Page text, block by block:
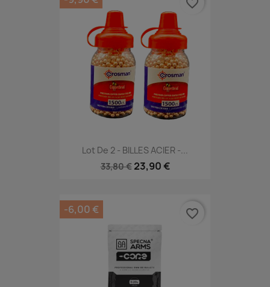
Lot De 2 - BILLES ACIER -...
33,80 € 23,90 €
favorite_border
-6,00 € favorite_border